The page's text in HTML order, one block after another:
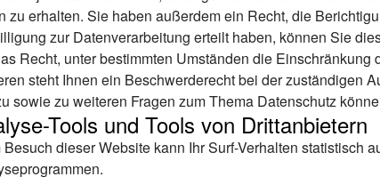
zu erhalten. Sie haben außerdem ein Recht, die
zur Datenverarbeitung erteilt haben, können Sie
Recht, unter bestimmten Umständen die
steht Ihnen ein Beschwerderecht bei der zuständigen
sowie zu weiteren Fragen zum Thema Datenschutz
Tools und Tools von Dritt­anbietern
Besuch dieser Website kann Ihr Surf-Verhalten statistisch